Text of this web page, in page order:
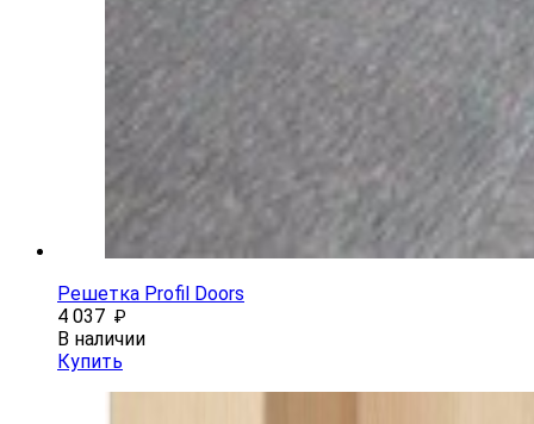
Решетка Profil Doors
4 037 ₽
В наличии
Купить